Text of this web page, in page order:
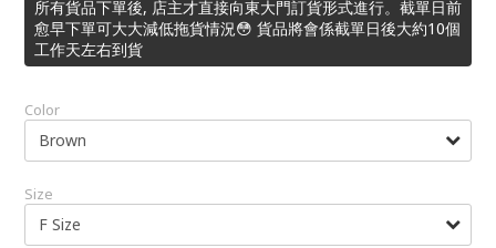
所有貨品下單後, 店主才直接向東大門訂貨形式進行。截單日前
愈早下單可大大減低拖貨情況😳 貨品將會係截單日後大約10個
工作天左右到貨
Color
Size